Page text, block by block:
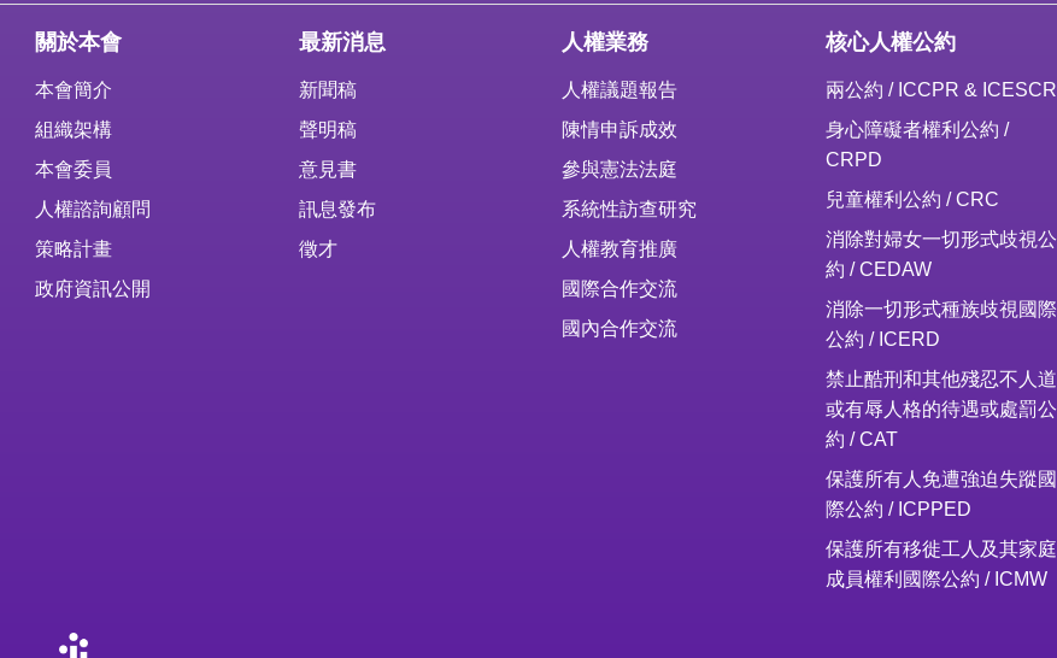
關於本會
本會簡介
組織架構
本會委員
人權諮詢顧問
策略計畫
政府資訊公開
最新消息
新聞稿
聲明稿
意見書
訊息發布
徵才
人權業務
人權議題報告
陳情申訴成效
參與憲法法庭
系統性訪查研究
人權教育推廣
國際合作交流
國內合作交流
核心人權公約
兩公約 / ICCPR & ICESCR
身心障礙者權利公約 /
CRPD
兒童權利公約 / CRC
消除對婦女一切形式歧視公
約 / CEDAW
消除一切形式種族歧視國際
公約 / ICERD
禁止酷刑和其他殘忍不人道
或有辱人格的待遇或處罰公
約 / CAT
保護所有人免遭強迫失蹤國
際公約 / ICPPED
保護所有移徙工人及其家庭
成員權利國際公約 / ICMW